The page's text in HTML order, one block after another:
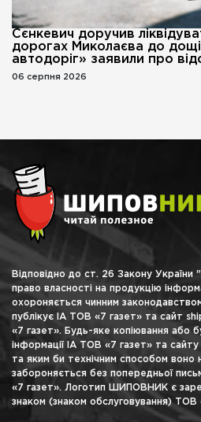
Сєнкевич доручив
дорогах Миколаєва до
автодоріг» заявили про
06 серпня 2026
Відповідно до ст. 26 Закону України
право власності на продукцію
охороняється чинним
публікує ІА ТОВ «7 газет» та сайт
«7 газет». Будь-яке копіювання або
інформації ІА ТОВ «7 газет» та
та яким би технічним способом воно
забороняється без попередньої
«7 газет». Логотип ШИПОВНИК є
знаком (знаком обслуговування) ТОВ